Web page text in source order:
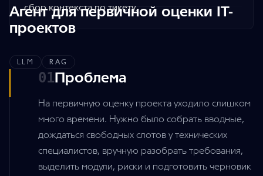
сбор контекста по тикету.
Агент для первичной оценки IT-
проектов
LLM RAG
01Проблема
На первичную оценку проекта уходило слишком
много времени. Нужно было собрать вводные,
дождаться свободных слотов у технических
специалистов, вручную разобрать требования,
выделить модули, риски и подготовить черновик